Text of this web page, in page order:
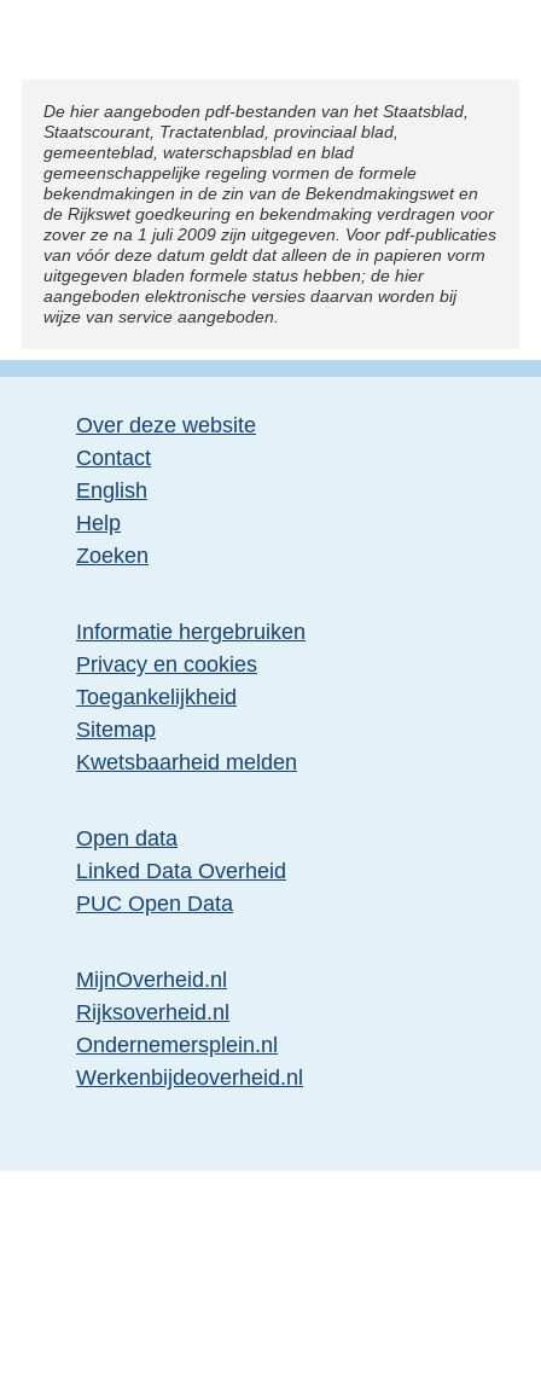
Disclaimer
De hier aangeboden pdf-bestanden van het Staatsblad,
Staatscourant, Tractatenblad, provinciaal blad,
gemeenteblad, waterschapsblad en blad
gemeenschappelijke regeling vormen de formele
bekendmakingen in de zin van de Bekendmakingswet en
de Rijkswet goedkeuring en bekendmaking verdragen voor
zover ze na 1 juli 2009 zijn uitgegeven. Voor pdf-publicaties
van vóór deze datum geldt dat alleen de in papieren vorm
uitgegeven bladen formele status hebben; de hier
aangeboden elektronische versies daarvan worden bij
wijze van service aangeboden.
Over deze website
Contact
English
Help
Zoeken
Informatie hergebruiken
Privacy en cookies
Toegankelijkheid
Sitemap
Kwetsbaarheid melden
Open data
Linked Data Overheid
PUC Open Data
MijnOverheid.nl
Rijksoverheid.nl
Ondernemersplein.nl
Werkenbijdeoverheid.nl